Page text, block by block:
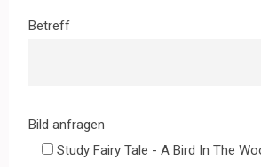
Betreff
Bild anfragen
Study Fairy Tale - A Bird In The